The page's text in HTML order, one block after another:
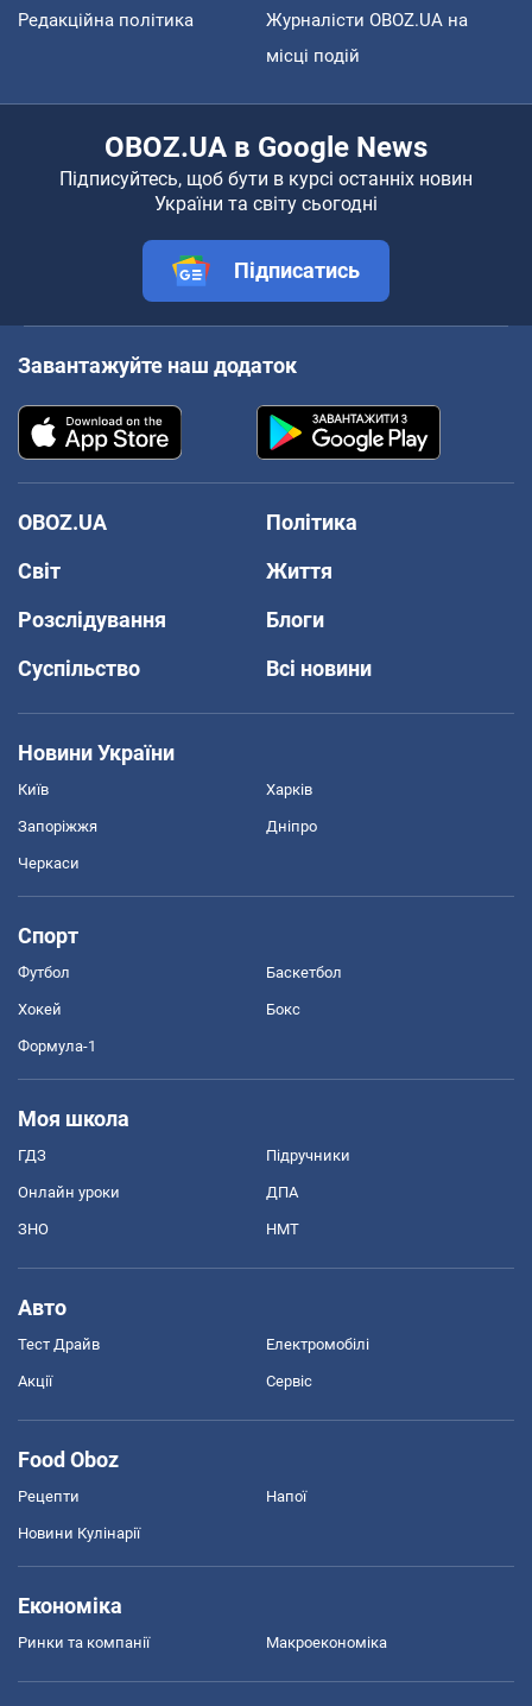
Редакційна політика
Журналісти OBOZ.UA на
місці подій
OBOZ.UA в Google News
Підписуйтесь, щоб бути в курсі останніх новин
України та світу сьогодні
Підписатись
Завантажуйте наш додаток
OBOZ.UA
Політика
Світ
Життя
Розслідування
Блоги
Суспільство
Всі новини
Новини України
Київ Харків
Запоріжжя Дніпро
Черкаси
Спорт
Футбол Баскетбол
Хокей Бокс
Формула-1
Моя школа
ГДЗ Підручники
Онлайн уроки ДПА
ЗНО НМТ
Авто
Тест Драйв Електромобілі
Акції Сервіс
Food Oboz
Рецепти Напої
Новини Кулінарії
Економіка
Ринки та компанії Макроекономіка